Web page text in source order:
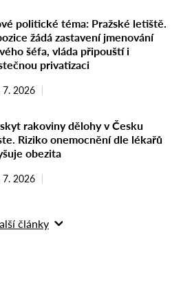
politické téma: Pražské letiště.
žádá zastavení jmenování
šéfa, vláda připouští i
privatizaci
7. 2026
rakoviny dělohy v Česku
Riziko onemocnění dle lékařů
obezita
7. 2026
články